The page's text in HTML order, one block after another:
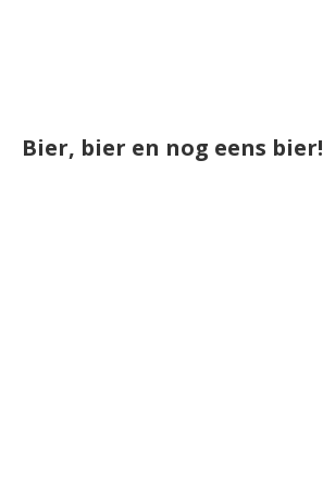
Bier, bier en nog eens bier!